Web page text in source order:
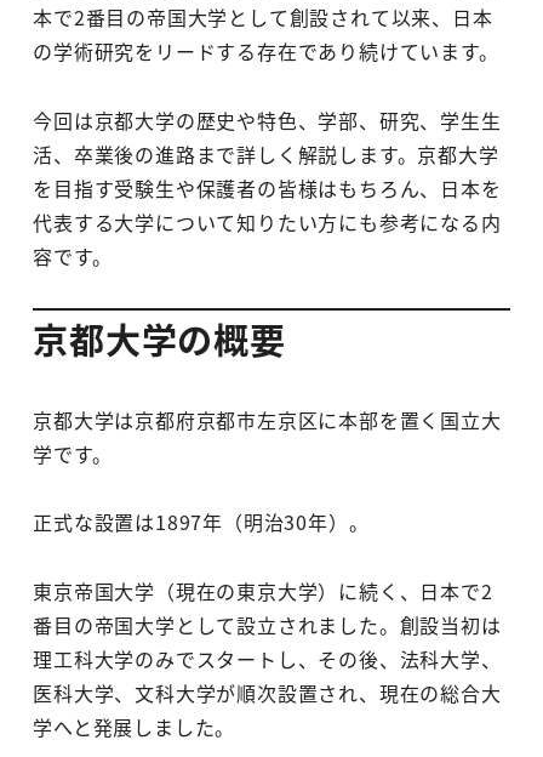
本で2番目の帝国大学として創設されて以来、日本
の学術研究をリードする存在であり続けています。
今回は京都大学の歴史や特色、学部、研究、学生生
活、卒業後の進路まで詳しく解説します。京都大学
を目指す受験生や保護者の皆様はもちろん、日本を
代表する大学について知りたい方にも参考になる内
容です。
京都大学の概要
京都大学は京都府京都市左京区に本部を置く国立大
学です。
正式な設置は1897年（明治30年）。
東京帝国大学（現在の東京大学）に続く、日本で2
番目の帝国大学として設立されました。創設当初は
理工科大学のみでスタートし、その後、法科大学、
医科大学、文科大学が順次設置され、現在の総合大
学へと発展しました。